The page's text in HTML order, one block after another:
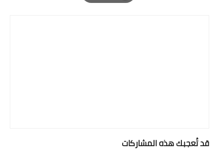
Print
قد تُعجبك هذه المشاركات